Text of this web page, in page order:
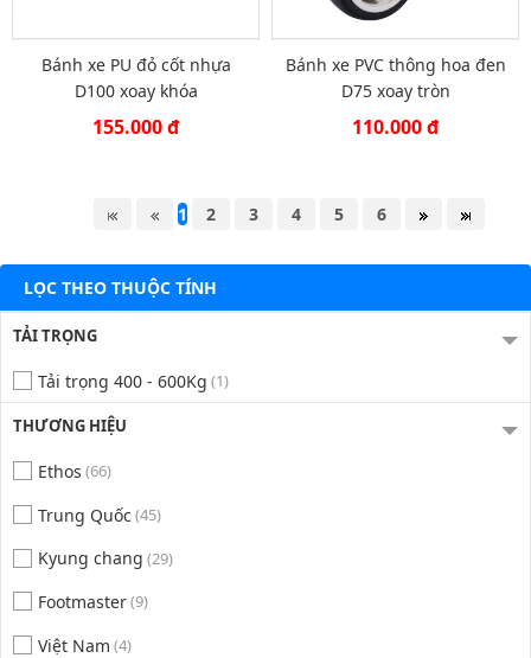
Bánh xe PU đỏ cốt nhựa
D100 xoay khóa
155.000 đ
Bánh xe PVC thông hoa đen
D75 xoay tròn
110.000 đ
1 2 3 4 5 6
LỌC THEO THUỘC TÍNH
TẢI TRỌNG
Tải trọng 400 - 600Kg (1)
THƯƠNG HIỆU
Ethos (66)
Trung Quốc (45)
Kyung chang (29)
Footmaster(9)
Việt Nam (4)